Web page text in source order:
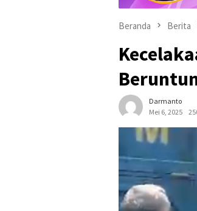
Beranda Berita
Darmanto
Mei 6, 2025